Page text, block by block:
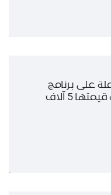
على برنامج
حسابات التوفير بجوائز يومية قيمتها 5 آلاف